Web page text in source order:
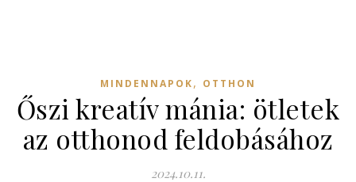
MINDENNAPOK, OTTHON
Őszi kreatív mánia: ötletek
az otthonod feldobásához
2024.10.11.